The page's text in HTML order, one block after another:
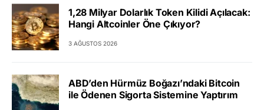
1,28 Milyar Dolarlık Token Kilidi Açılacak:
Hangi Altcoinler Öne Çıkıyor?
3 AĞUSTOS 2026
ABD’den Hürmüz Boğazı’ndaki Bitcoin
ile Ödenen Sigorta Sistemine Yaptırım